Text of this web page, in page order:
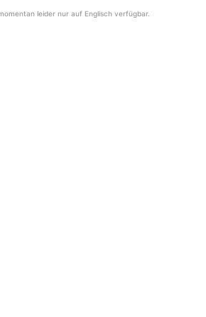
leider nur auf Englisch verfügbar.